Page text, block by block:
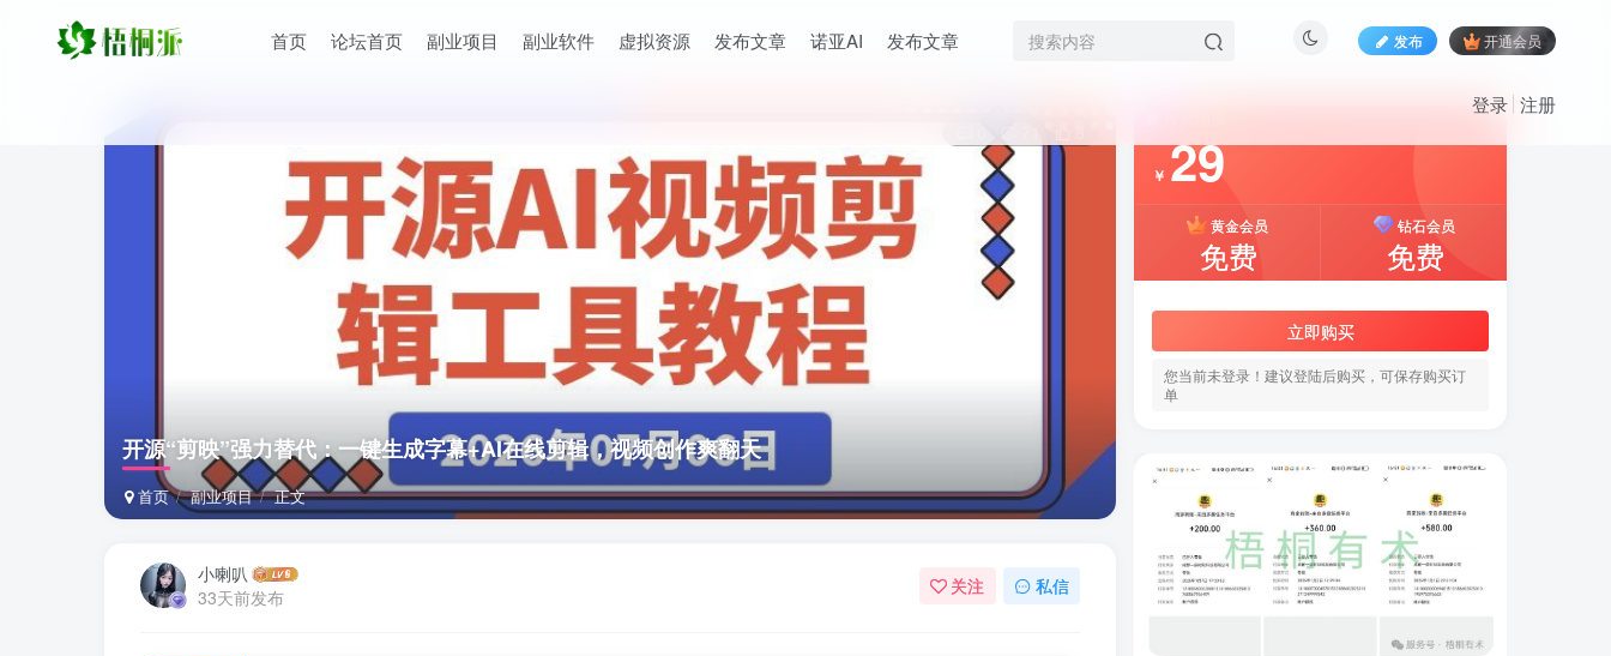
首页 论坛首页 副业项目 副业软件 虚拟资源 发布文章 诺亚AI 发布文章 发布 开通会员
登录 注册
开源“剪映”强力替代：一键生成字幕+AI在线剪辑，视频创作爽翻天
首页 副业项目 正文
小喇叭
33天前发布
关注 私信
￥ 29
黄金会员
免费
钻石会员
免费
立即购买
您当前未登录！建议登陆后购买，可保存购买订
单